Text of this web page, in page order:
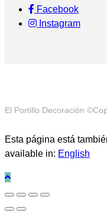
Facebook
Instagram
El Portillo Decoración
Esta página está
available in: English